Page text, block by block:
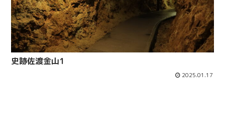
史跡佐渡金山1
2025.01.17